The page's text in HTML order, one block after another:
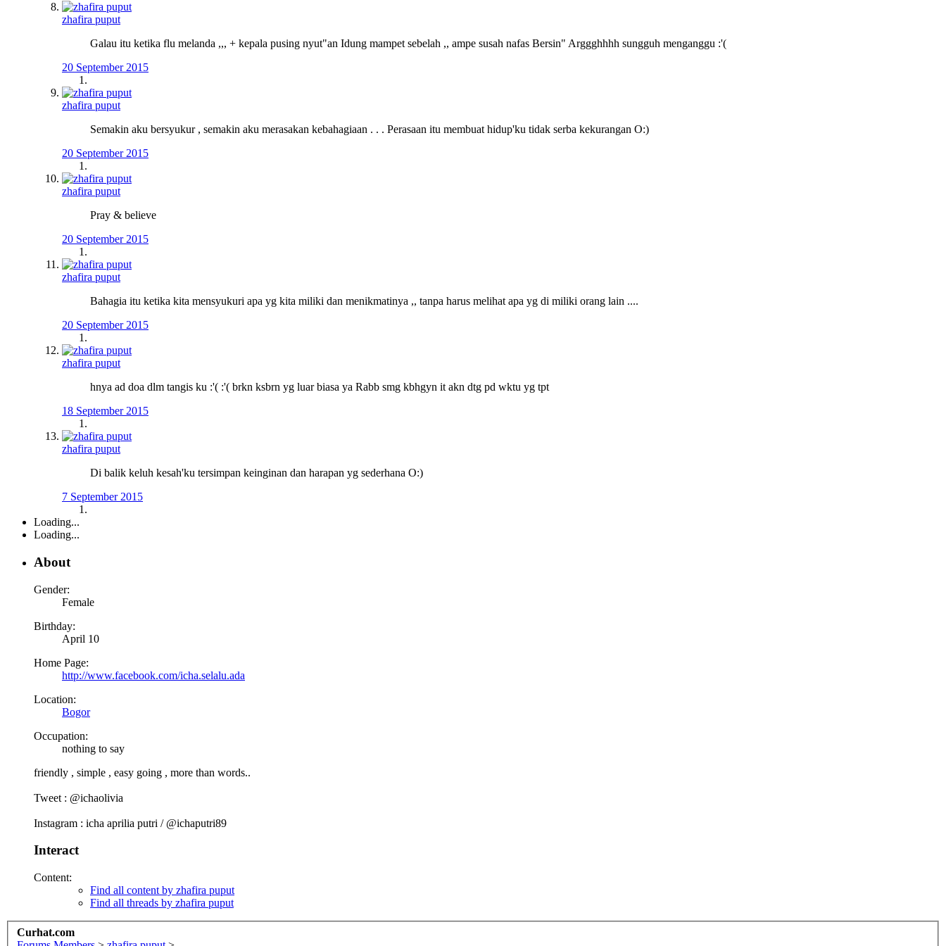
zhafira puput
Galau itu ketika flu melanda ,,, + kepala pusing nyut"an Idung mampet sebelah ,, ampe susah nafas Bersin" Arggghhhh sungguh menganggu :'(
20 September 2015
zhafira puput
Semakin aku bersyukur , semakin aku merasakan kebahagiaan . . . Perasaan itu membuat hidup'ku tidak serba kekurangan O:)
20 September 2015
zhafira puput
Pray & believe
20 September 2015
zhafira puput
Bahagia itu ketika kita mensyukuri apa yg kita miliki dan menikmatinya ,, tanpa harus melihat apa yg di miliki orang lain ....
20 September 2015
zhafira puput
hnya ad doa dlm tangis ku :'( :'( brkn ksbrn yg luar biasa ya Rabb smg kbhgyn it akn dtg pd wktu yg tpt
18 September 2015
zhafira puput
Di balik keluh kesah'ku tersimpan keinginan dan harapan yg sederhana O:)
7 September 2015
Loading...
Loading...
About
Gender:
Female
Birthday:
April 10
Home Page:
http://www.facebook.com/icha.selalu.ada
Location:
Bogor
Occupation:
nothing to say
friendly , simple , easy going , more than words..
Tweet : @ichaolivia
Instagram : icha aprilia putri / @ichaputri89
Interact
Content:
Find all content by zhafira puput
Find all threads by zhafira puput
Curhat.com